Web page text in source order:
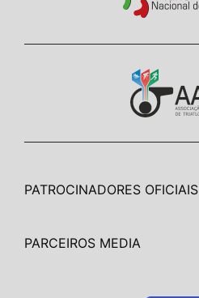
PATROCINADORES OFICIAIS
PARCEIROS MEDIA